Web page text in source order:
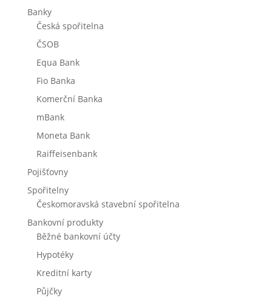
Banky
Česká spořitelna
ČSOB
Equa Bank
Fio Banka
Komerční Banka
mBank
Moneta Bank
Raiffeisenbank
Pojišťovny
Spořitelny
Českomoravská stavební spořitelna
Bankovní produkty
Běžné bankovní účty
Hypotéky
Kreditní karty
Půjčky